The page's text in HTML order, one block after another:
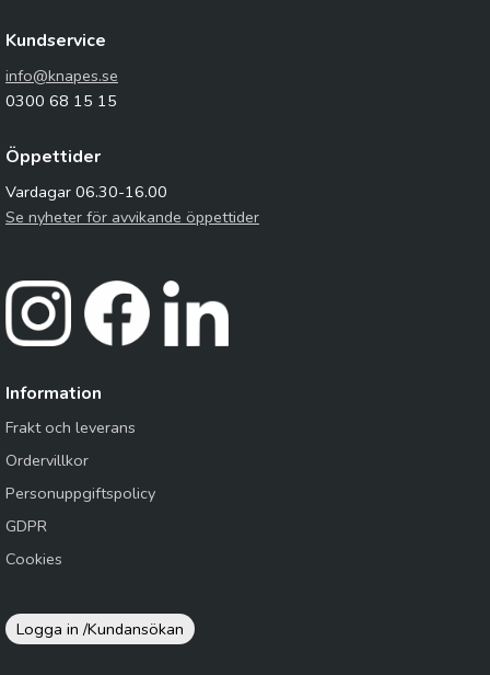
Kundservice
info@knapes.se
0300 68 15 15
Öppettider
Vardagar 06.30-16.00
Se nyheter för avvikande öppettider
Information
Frakt och leverans
Ordervillkor
Personuppgiftspolicy
GDPR
Cookies
Logga in /Kundansökan